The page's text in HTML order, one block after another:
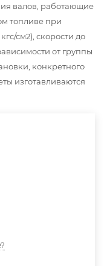
валов, работающие
топливе при
см2), скорости до
от группы
конкретного
изготавливаются